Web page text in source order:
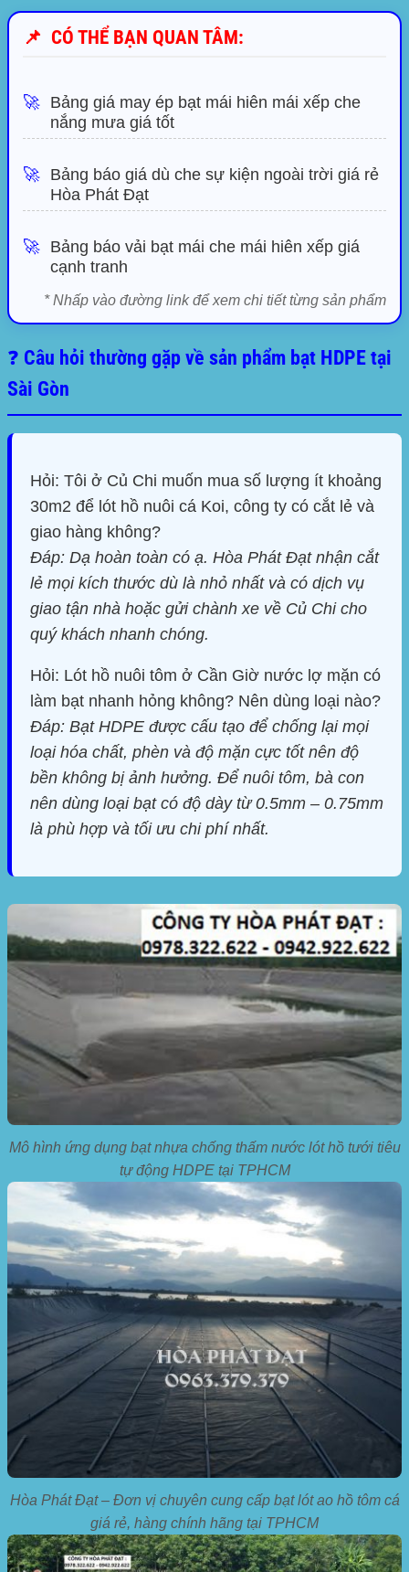
📌 CÓ THỂ BẠN QUAN TÂM:
🚀
Bảng giá may ép bạt mái hiên mái xếp che
nắng mưa giá tốt
🚀
Bảng báo giá dù che sự kiện ngoài trời giá rẻ
Hòa Phát Đạt
🚀
Bảng báo vải bạt mái che mái hiên xếp giá
cạnh tranh
* Nhấp vào đường link để xem chi tiết từng sản phẩm
❓ Câu hỏi thường gặp về sản phẩm bạt HDPE tại
Sài Gòn
Hỏi: Tôi ở Củ Chi muốn mua số lượng ít khoảng
30m2 để lót hồ nuôi cá Koi, công ty có cắt lẻ và
giao hàng không?
Đáp: Dạ hoàn toàn có ạ. Hòa Phát Đạt nhận cắt
lẻ mọi kích thước dù là nhỏ nhất và có dịch vụ
giao tận nhà hoặc gửi chành xe về Củ Chi cho
quý khách nhanh chóng.
Hỏi: Lót hồ nuôi tôm ở Cần Giờ nước lợ mặn có
làm bạt nhanh hỏng không? Nên dùng loại nào?
Đáp: Bạt HDPE được cấu tạo để chống lại mọi
loại hóa chất, phèn và độ mặn cực tốt nên độ
bền không bị ảnh hưởng. Để nuôi tôm, bà con
nên dùng loại bạt có độ dày từ 0.5mm – 0.75mm
là phù hợp và tối ưu chi phí nhất.
Mô hình ứng dụng bạt nhựa chống thấm nước lót hồ tưới tiêu
tự động HDPE tại TPHCM
Hòa Phát Đạt – Đơn vị chuyên cung cấp bạt lót ao hồ tôm cá
giá rẻ, hàng chính hãng tại TPHCM